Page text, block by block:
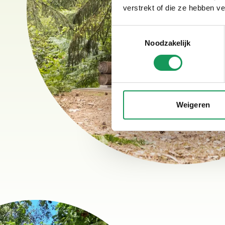
verstrekt of die ze hebben
Toestemmingsselectie
Noodzakelijk
Weigeren